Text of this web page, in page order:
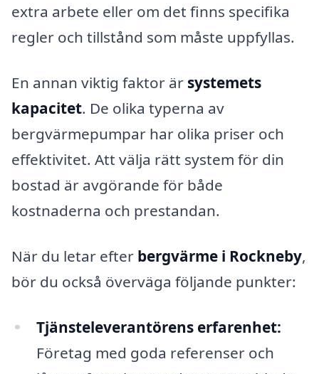
extra arbete eller om det finns specifika
regler och tillstånd som måste uppfyllas.
En annan viktig faktor är systemets
kapacitet. De olika typerna av
bergvärmepumpar har olika priser och
effektivitet. Att välja rätt system för din
bostad är avgörande för både
kostnaderna och prestandan.
När du letar efter bergvärme i Rockneby,
bör du också överväga följande punkter:
Tjänsteleverantörens erfarenhet:
Företag med goda referenser och